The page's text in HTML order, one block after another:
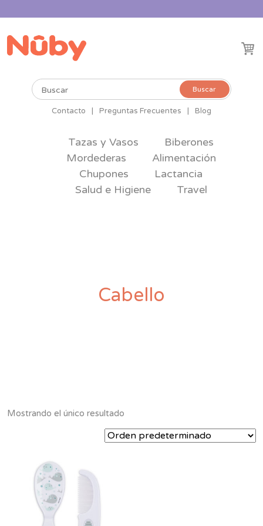
Buscar
Buscar
Contacto Preguntas Frecuentes Blog
Tazas y Vasos
Biberones
Mordederas
Alimentación
Chupones
Lactancia
Salud e Higiene
Travel
Cabello
Mostrando el único resultado